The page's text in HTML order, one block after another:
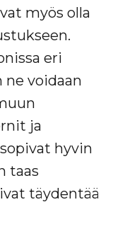
myös olla
eri
ne voidaan
ja
hyvin
taas
täydentää